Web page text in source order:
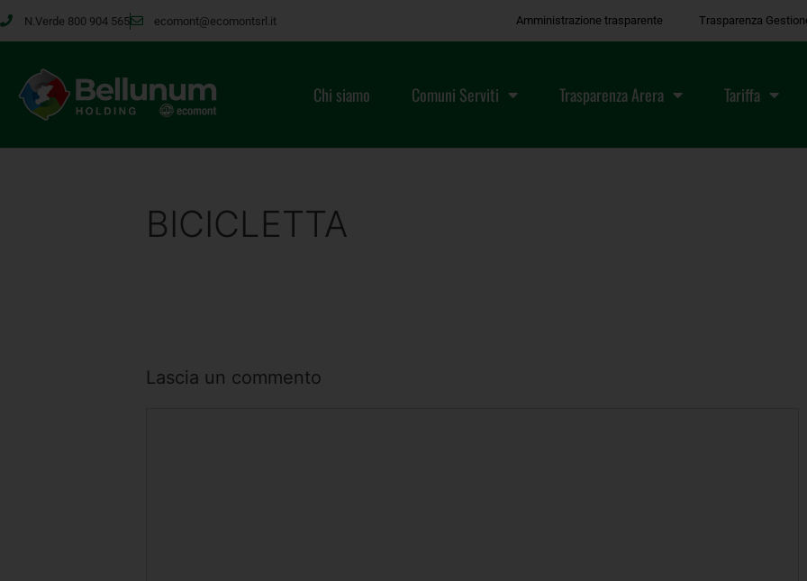
N.Verde 800 904 565 ecomont@ecomontsrl.it Amministrazione trasparente Trasparenza
Chi siamo Comuni Serviti Trasparenza Arera Tariffa
BICICLETTA
Lascia un commento